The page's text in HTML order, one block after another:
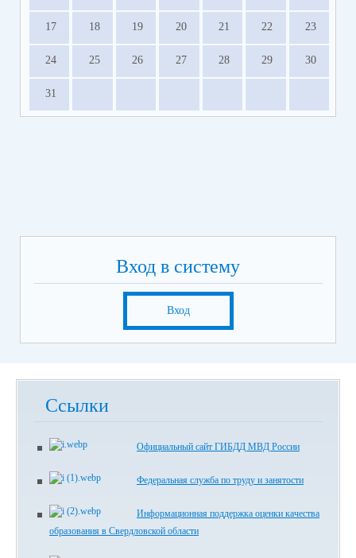
17 18 19 20 21 22 23
24 25 26 27 28 29 30
31
Вход в систему
Вход
Ссылки
Официальный сайт ГИБДД МВД России
Федеральная служба по труду и занятости
Информационная поддержка оценки качества
образования в Свердловской области